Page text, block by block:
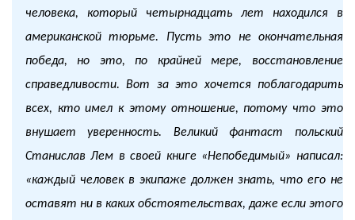
человека, который четырнадцать лет находился в
американской тюрьме. Пусть это не окончательная
победа, но это, по крайней мере, восстановление
справедливости. Вот за это хочется поблагодарить
всех, кто имел к этому отношение, потому что это
внушает уверенность. Великий фантаст польский
Станислав Лем в своей книге «Непобедимый» написал:
«каждый человек в экипаже должен знать, что его не
оставят ни в каких обстоятельствах, даже если этого